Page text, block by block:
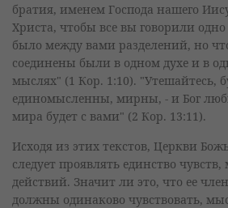
братия, именем Господа нашего
Христа, чтобы все вы говорили
было между вами разделений, но
соединены были в одном духе и в
мыслях" (1 Кор. 1:10). "Утешайтесь,
единомысленны, мирны, - и Бог
мира будет с вами" (2 Кор. 13:11).
Исходя из этих текстов, Церкви
следует проявлять единство
действий. Значит ли это, что ее
должны одинаково чувствовать,